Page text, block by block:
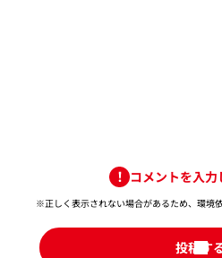
コメントを入力
※正しく表示されない場合があるため、環境
投稿す